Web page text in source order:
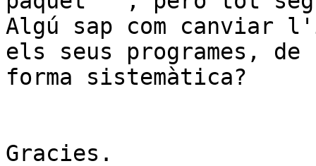
Algú sap com canviar
els seus programes, de
forma sistemàtica?
Gracies.